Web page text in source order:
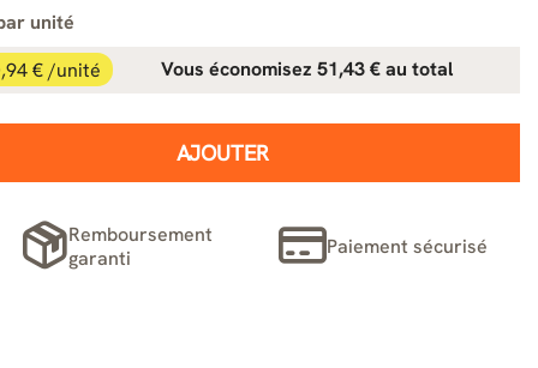
unité
€ /unité
Vous économisez 51,43 € au total
AJOUTER
Remboursement
garanti
Paiement sécurisé